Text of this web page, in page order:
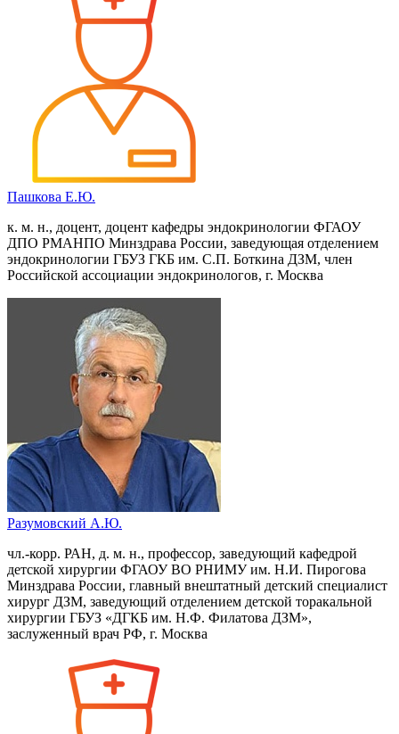
Пашкова Е.Ю.
к. м. н., доцент, доцент кафедры эндокринологии ФГАОУ
ДПО РМАНПО Минздрава России, заведующая отделением
эндокринологии ГБУЗ ГКБ им. С.П. Боткина ДЗМ, член
Российской ассоциации эндокринологов, г. Москва
Разумовский А.Ю.
чл.-корр. РАН, д. м. н., профессор, заведующий кафедрой
детской хирургии ФГАОУ ВО РНИМУ им. Н.И. Пирогова
Минздрава России, главный внештатный детский специалист
хирург ДЗМ, заведующий отделением детской торакальной
хирургии ГБУЗ «ДГКБ им. Н.Ф. Филатова ДЗМ»,
заслуженный врач РФ, г. Москва